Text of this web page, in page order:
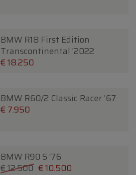
BMW R18 First Edition
Transcontinental '2022
€ 18.250
BMW R60/2 Classic Racer '67
€ 7.950
BMW R90 S '76
€ 12.500 € 10.500